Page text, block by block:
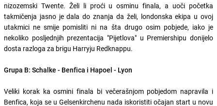
nizozemski Twente. Želi li proći u osminu finala, a uoči početka
takmičenja jasno je dala do znanja da želi, londonska ekipa u ovoj
utakmici ne smije pomisliti ni na šta drugo osim pobjede, iako je
nekoliko posljednjih prezentacija "Pijetlova" u Premiershipu donijelo
dosta razloga za brigu Harryju Redknappu.
Grupa B: Schalke - Benfica i Hapoel - Lyon
Veliki korak ka osmini finala bi večerašnjom pobjedom napravila i
Benfica, koja se u Gelsenkirchenu nada iskoristiti očajan start u novu